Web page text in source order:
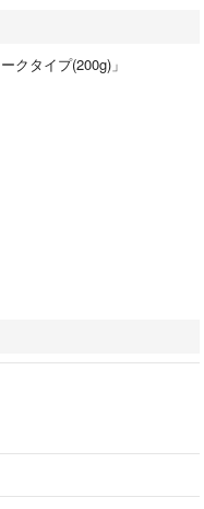
クタイプ(200g)」